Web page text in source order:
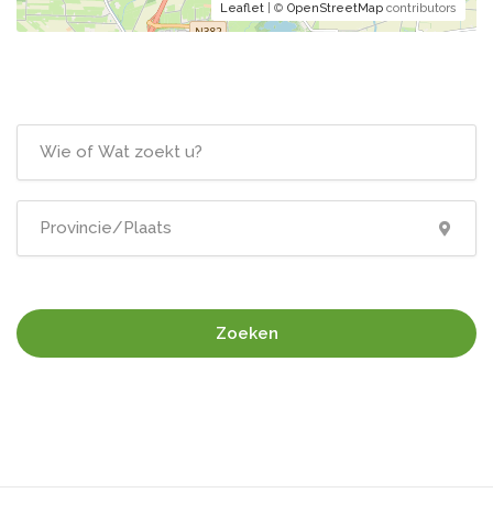
Leaflet | © OpenStreetMap contributors
Zoeken